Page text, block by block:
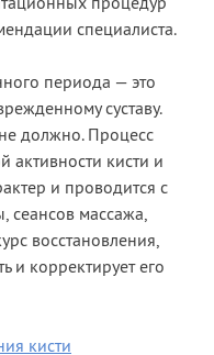
процедур
специалиста.
периода — это
суставу.
должно. Процесс
активности кисти и
и проводится с
сеансов массажа,
восстановления,
и корректирует его